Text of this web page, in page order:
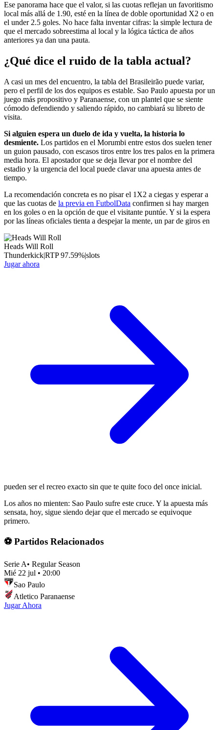
Ese panorama hace que el valor, si las cuotas reflejan un favoritismo
local más allá de 1.90, esté en la línea de doble oportunidad X2 o en
el under 2.5 goles. No hace falta inventar cifras: la simple lectura de
que el mercado sobreestima al local y la lógica táctica de años
anteriores ya dan una pauta.
¿Qué dice el ruido de la tabla actual?
A casi un mes del encuentro, la tabla del Brasileirão puede variar,
pero el perfil de los dos equipos es estable. Sao Paulo apuesta por un
juego más propositivo y Paranaense, con un plantel que se siente
cómodo defendiendo y saliendo rápido, no cambiará su libreto de
visita.
Si alguien espera un duelo de ida y vuelta, la historia lo
desmiente. Los partidos en el Morumbi entre estos dos suelen tener
un guion pausado, con escasos tiros entre los tres palos en la primera
media hora. El apostador que se deja llevar por el nombre del
estadio y la urgencia del local puede clavar una apuesta antes de
tiempo.
La recomendación concreta es no pisar el 1X2 a ciegas y esperar a
que las cuotas de la previa en FutbolData confirmen si hay margen
en los goles o en la opción de que el visitante puntúe. Y si la espera
por las líneas oficiales tienta a despejar la mente, un par de giros en
Heads Will Roll
Thunderkick|RTP97.59%|slots
Jugar ahora
pueden ser el recreo exacto sin que te quite foco del once inicial.
Los años no mienten: Sao Paulo sufre este cruce. Y la apuesta más
sensata, hoy, sigue siendo dejar que el mercado se equivoque
primero.
⚽ Partidos Relacionados
Serie A• Regular Season
Mié 22 jul • 20:00
Sao Paulo
Atletico Paranaense
Jugar Ahora